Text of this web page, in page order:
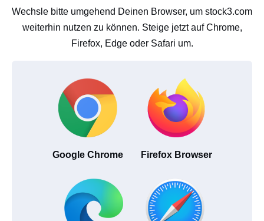
Wechsle bitte umgehend Deinen Browser, um stock3.com
weiterhin nutzen zu können. Steige jetzt auf Chrome,
Firefox, Edge oder Safari um.
Google Chrome Firefox Browser